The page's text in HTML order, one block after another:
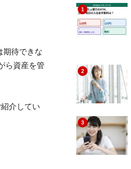
期待できな
ら資産を管
介してい
1
2
3